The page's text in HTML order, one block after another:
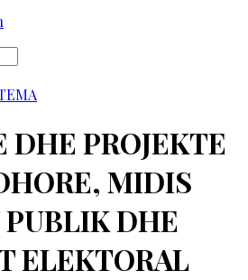
PROJEKTE
MIDIS
DHE
ELEKTORAL